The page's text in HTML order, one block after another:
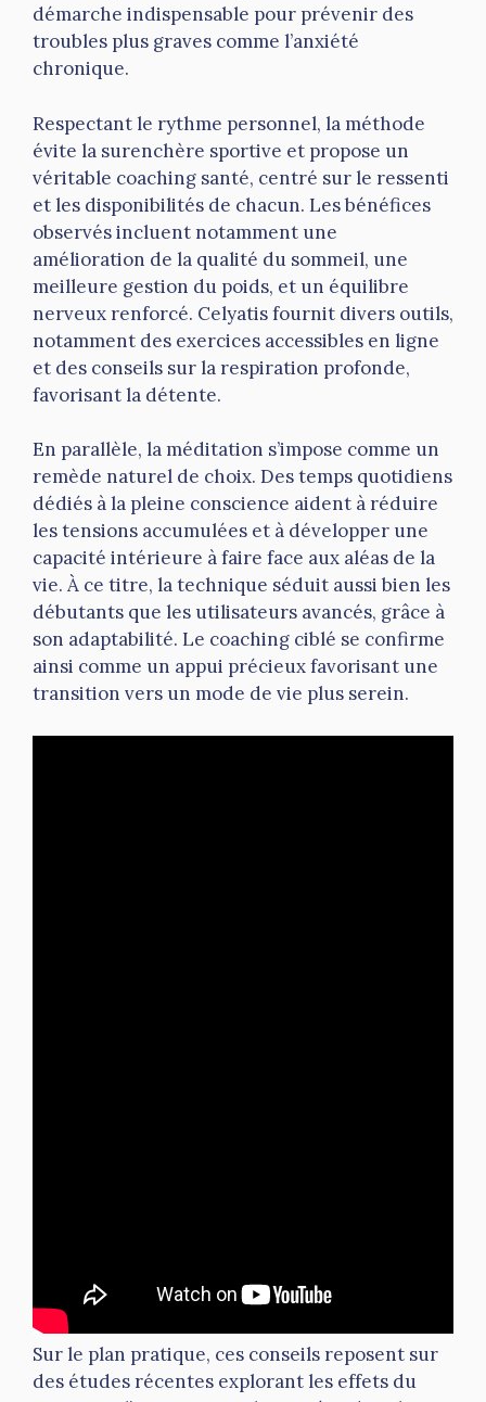
démarche indispensable pour prévenir des
troubles plus graves comme l’anxiété
chronique.
Respectant le rythme personnel, la méthode
évite la surenchère sportive et propose un
véritable coaching santé, centré sur le ressenti
et les disponibilités de chacun. Les bénéfices
observés incluent notamment une
amélioration de la qualité du sommeil, une
meilleure gestion du poids, et un équilibre
nerveux renforcé. Celyatis fournit divers outils,
notamment des exercices accessibles en ligne
et des conseils sur la respiration profonde,
favorisant la détente.
En parallèle, la méditation s’impose comme un
remède naturel de choix. Des temps quotidiens
dédiés à la pleine conscience aident à réduire
les tensions accumulées et à développer une
capacité intérieure à faire face aux aléas de la
vie. À ce titre, la technique séduit aussi bien les
débutants que les utilisateurs avancés, grâce à
son adaptabilité. Le coaching ciblé se confirme
ainsi comme un appui précieux favorisant une
transition vers un mode de vie plus serein.
Sur le plan pratique, ces conseils reposent sur
des études récentes explorant les effets du